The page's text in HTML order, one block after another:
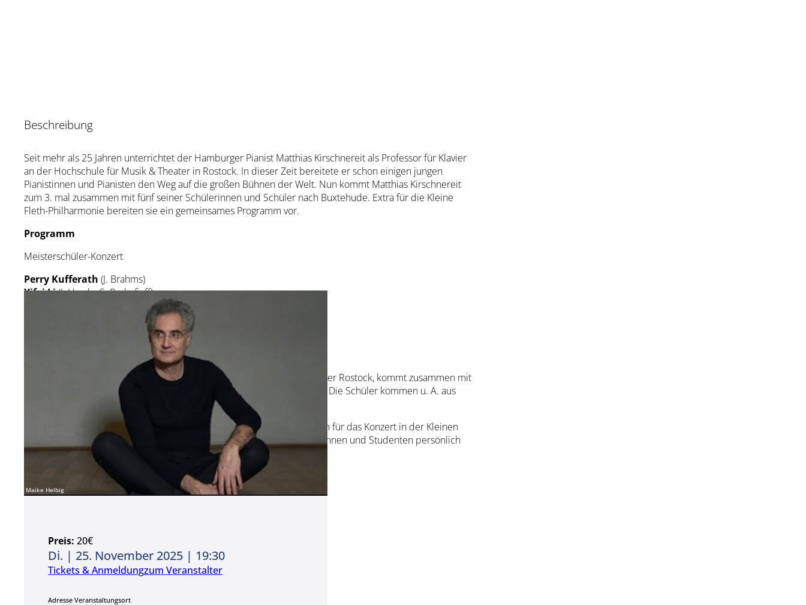
Beschreibung
Seit mehr als 25 Jahren unterrichtet der Hamburger Pianist Matthias Kirschnereit als Professor für Klavier
an der Hochschule für Musik & Theater in Rostock. In dieser Zeit bereitete er schon einigen jungen
Pianistinnen und Pianisten den Weg auf die großen Bühnen der Welt. Nun kommt Matthias Kirschnereit
zum 3. mal zusammen mit fünf seiner Schülerinnen und Schüler nach Buxtehude. Extra für die Kleine
Fleth-Philharmonie bereiten sie ein gemeinsames Programm vor.
Programm
Meisterschüler-Konzert
Perry Kufferath (J. Brahms)
Yifei Li(J. Haydn, S. Prokofieff)
(L.v. Beethoven)
Matthias Kirschnereit
Matthias Kirschnereit, Professor an der Hochschule für Musik und Theater Rostock, kommt zusammen mit
fünf Studentinnen und Studenten seiner Klavierklasse nach Buxtehude. Die Schüler kommen u. A. aus
Deutschland, China, Ukraine, Japan.
Zusammen mit Matthias Kirschnereit haben sie ein spezielles Programm für das Konzert in der Kleinen
Fleth-Philharmonie ausgesucht. Matthias Kirschnereit wird alle Studentinnen und Studenten persönlich
vorstellen und die Moderation des Abends übernehmen.
zur Künstler-Website
Maike Helbig
Preis: 20€
Di. | 25. November 2025 | 19:30
Tickets & Anmeldungzum Veranstalter
Adresse Veranstaltungsort